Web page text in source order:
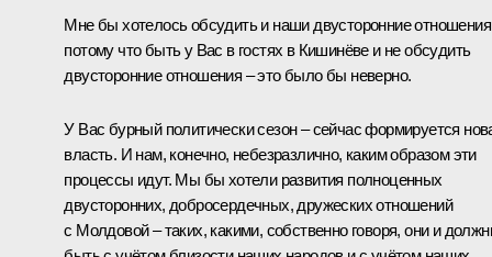
Мне бы хотелось обсудить и наши двусторонние
потому что быть у Вас в гостях в Кишинёве и не обсудить
двусторонние отношения – это было бы неверно.
У Вас бурный политически сезон – сейчас формируется
власть. И нам, конечно, небезразлично, каким образом эти
процессы идут. Мы бы хотели развития полноценных
двусторонних, добросердечных, дружеских отношений
с Молдовой – таких, какими, собственно говоря, они и